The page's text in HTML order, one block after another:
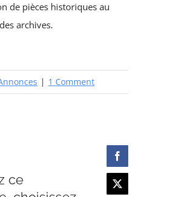
de pièces historiques au
archives.
| 1 Comment
ce
Facebook
X